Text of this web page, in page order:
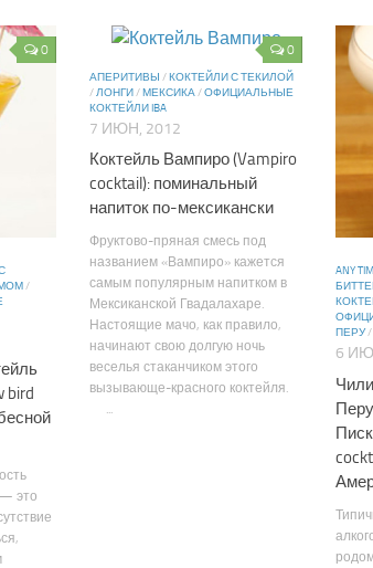
0
/
bird
это
0
АПЕРИТИВЫ /КОКТЕЙЛИ С ТЕКИЛОЙ
/ЛОНГИ/МЕКСИКА/ОФИЦИАЛЬНЫЕ
КОКТЕЙЛИ IBA
7 ИЮН, 2012
Коктейль Вампиро (Vampiro
cocktail): поминальный
напиток по-мексикански
Фруктово-пряная смесь под
названием «Вампиро» кажется
самым популярным напитком в
Мексиканской Гвадалахаре.
Настоящие мачо, как правило,
начинают свою долгую ночь
веселья стаканчиком этого
вызывающе-красного коктейля.
...
ANY
ПЕРУ/
6